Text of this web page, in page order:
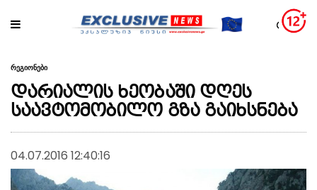
რეგიონები
დარიალის ხეობაში დღეს
საავტომობილო გზა გაიხსნება
04.07.2016 12:40:16